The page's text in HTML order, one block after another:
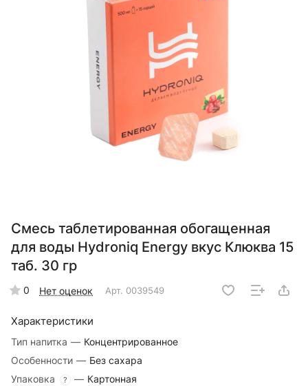
Смесь таблетированная обогащенная
для воды Hydroniq Energy вкус Клюква 15
таб. 30 гр
0 Нет оценок Арт. 0039549
Характеристики
Тип напитка — Концентрированное
Особенности — Без сахара
Упаковка
? — Картонная